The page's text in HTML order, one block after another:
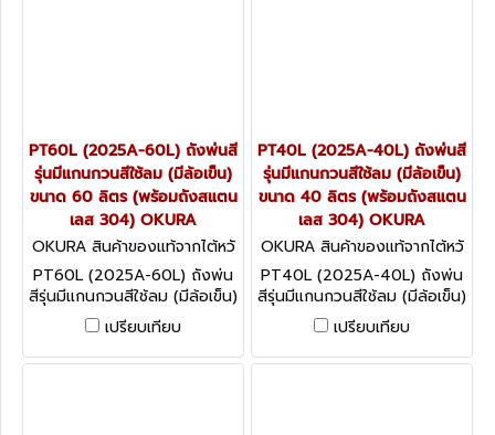
PT60L (2025A-60L) ถังพ่นสี
รุ่นมีแกนกวนสีใช้ลม (มีล้อเข็น)
ขนาด 60 ลิตร (พร้อมถังสแตน
เลส 304) OKURA
OKURA สินค้าของแท้จากไต้หวั
น PT60L (2025A-60L)
PT60L (2025A-60L) ถังพ่น
สีรุ่นมีแกนกวนสีใช้ลม (มีล้อเข็น)
ขนาด 60 ลิตร (พร้อมถังสแตน
เลส 304) OKURA
เปรียบเทียบ
PT40L (2025A-40L) ถังพ่นสี
รุ่นมีแกนกวนสีใช้ลม (มีล้อเข็น)
ขนาด 40 ลิตร (พร้อมถังสแตน
เลส 304) OKURA
OKURA สินค้าของแท้จากไต้หวั
น PT40L (2025A-40L)
PT40L (2025A-40L) ถังพ่น
สีรุ่นมีแกนกวนสีใช้ลม (มีล้อเข็น)
ขนาด 40 ลิตร (พร้อมถังสแตน
เลส 304) OKURA
เปรียบเทียบ